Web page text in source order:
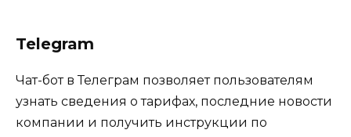
Telegram
Чат-бот в Телеграм позволяет пользователям
узнать сведения о тарифах, последние новости
компании и получить инструкции по